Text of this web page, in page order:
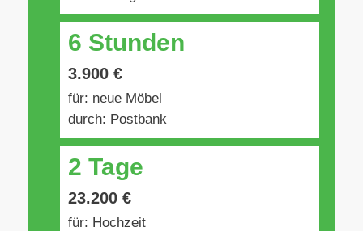
6 Stunden
3.900 €
für: neue Möbel
durch: Postbank
2 Tage
23.200 €
für: Hochzeit